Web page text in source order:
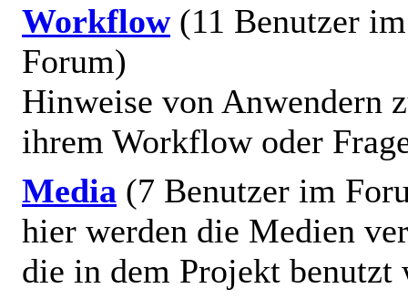
Workflow (11 Benutzer im
Forum)
Hinweise von Anwendern
ihrem Workflow oder
Media (7 Benutzer im
hier werden die Medien
die in dem Projekt benutzt